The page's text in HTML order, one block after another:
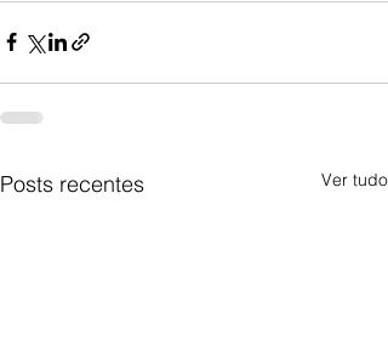
Posts recentes Ver tudo